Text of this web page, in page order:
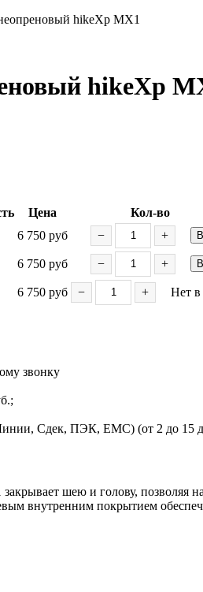
hikeXp MX1
hikeXp
Цена
Кол-во
6 750 руб − +
6 750 руб − +
6 750 руб − + Нет в
звонку
Сдек, ПЭК, ЕМС) (от 2 до 15
шею и голову, позволяя
внутренним покрытием